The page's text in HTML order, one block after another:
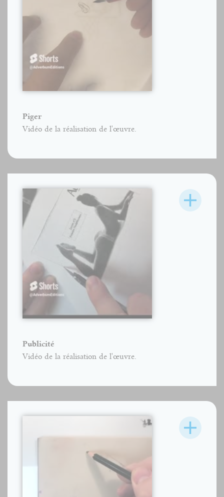
Piger
Vidéo de la réalisation de l'œuvre.
Publicité
Vidéo de la réalisation de l'œuvre.